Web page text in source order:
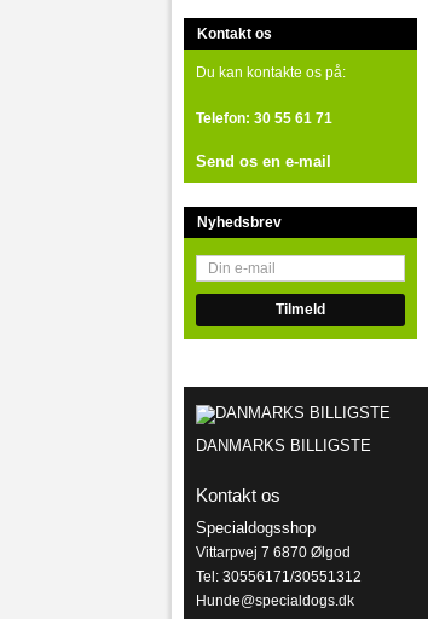
Kontakt os
Du kan kontakte os på:
Telefon: 30 55 61 71
Send os en e-mail
Nyhedsbrev
DANMARKS BILLIGSTE
Kontakt os
Specialdogsshop
Vittarpvej 7 6870 Ølgod
Tel: 30556171/30551312
Hunde@specialdogs.dk